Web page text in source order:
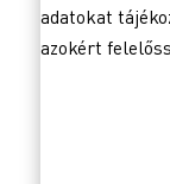
adatokat
azokért